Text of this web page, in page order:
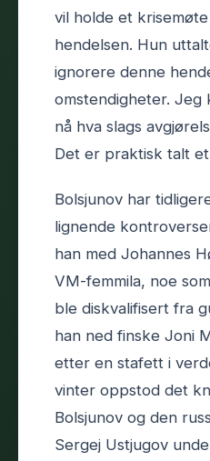
vil holde et
hendelsen. Hun
ignorere denne
omstendigheter. Jeg
nå hva slags
Det er praktisk talt
Bolsjunov har
lignende
han med Johannes
VM-femmila, noe
ble diskvalifisert fra
han ned finske Joni
etter en stafett i
vinter oppstod det
Bolsjunov og den
Sergej Ustjugov